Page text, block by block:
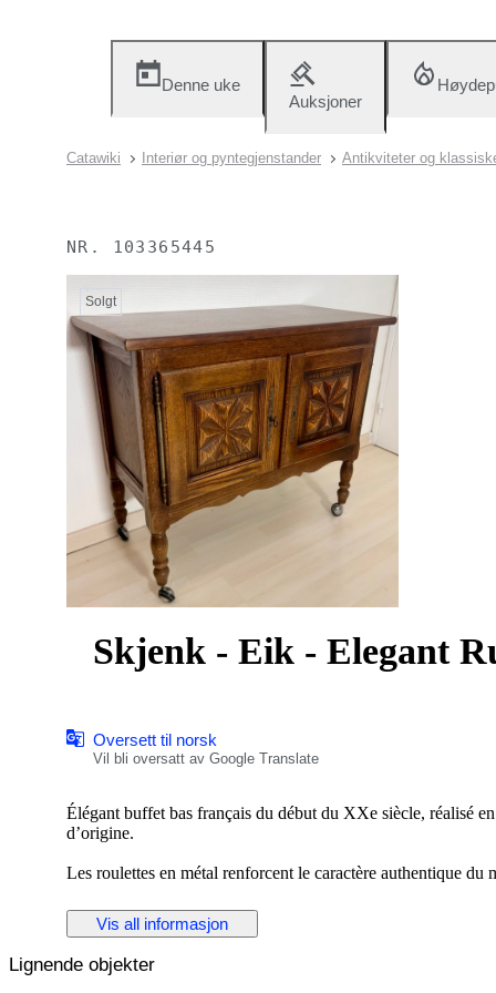
Denne uke
Auksjoner
Catawiki Interiør og pyntegjenstander Antikviteter og
NR. 103365445
Solgt
Skjenk - Eik - Elegant
Oversett til norsk
Vil bli oversatt av Google Translate
Élégant buffet bas français du début du XXe siècle, réalisé
d’origine.
Les roulettes en métal renforcent le caractère authentique du
Les deux portes sont équipées d’un système de fermeture à
sur des charnières métalliques anciennes, solides et
L’intérieur offre un espace de rangement pratique avec
Vis all informasjon
Lignende objekter